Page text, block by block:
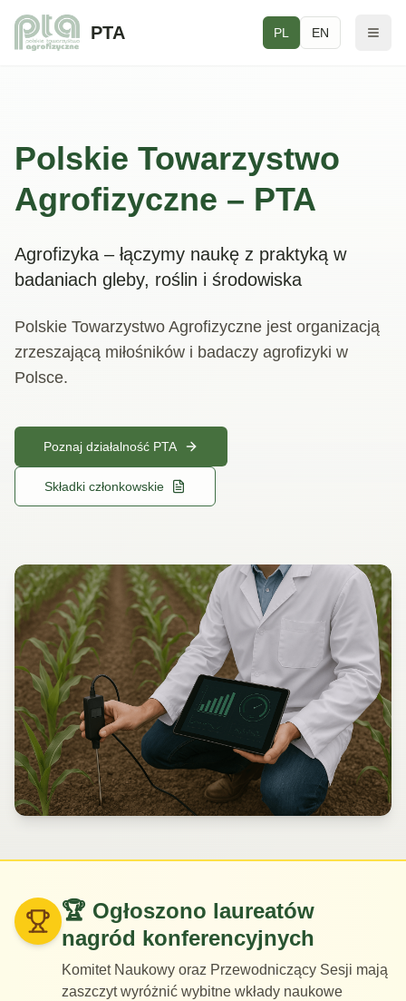
PTA PL EN
Polskie Towarzystwo
Agrofizyczne – PTA
Agrofizyka – łączymy naukę z praktyką w
badaniach gleby, roślin i środowiska
Polskie Towarzystwo Agrofizyczne jest organizacją
zrzeszającą miłośników i badaczy agrofizyki w
Polsce.
Poznaj działalność PTA
Składki członkowskie
🏆 Ogłoszono laureatów
nagród konferencyjnych
Komitet Naukowy oraz Przewodniczący Sesji mają
zaszczyt wyróżnić wybitne wkłady naukowe